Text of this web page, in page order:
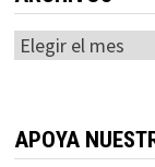
Archivos
APOYA